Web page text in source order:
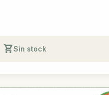
Sin stock